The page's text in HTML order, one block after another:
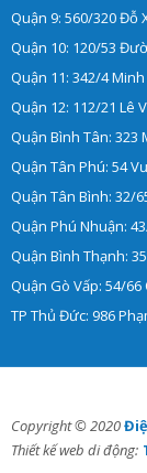
Quận 9: 560/320 Đỗ
Quận 10: 120/53
Quận 11: 342/4
Quận 12: 112/21 Lê
Quận Bình Tân: 323
Quận Tân Phú: 54
Quận Tân Bình: 32/
Quận Phú Nhuận:
Quận Bình Thạnh:
Quận Gò Vấp: 54/
TP Thủ Đức: 986
Copyright © 2020
Thiết kế web di động: